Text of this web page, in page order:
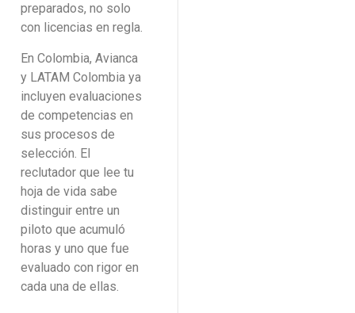
preparados, no solo
con licencias en regla.
En Colombia, Avianca
y LATAM Colombia ya
incluyen evaluaciones
de competencias en
sus procesos de
selección. El
reclutador que lee tu
hoja de vida sabe
distinguir entre un
piloto que acumuló
horas y uno que fue
evaluado con rigor en
cada una de ellas.